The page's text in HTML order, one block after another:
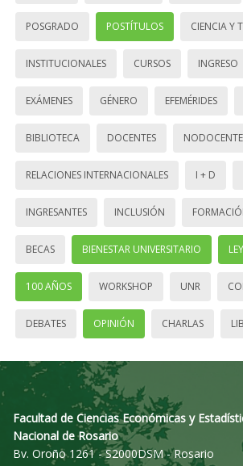
POSGRADO POSTÍTULOS CIENCIA Y
INSTITUCIONALES CURSOS INGRESO
EXÁMENES GÉNERO EFEMÉRIDES
BIBLIOTECA DOCENTES
RELACIONES INTERNACIONALES I + D
INGRESANTES INCLUSIÓN
BECAS BIENESTAR UNIVERSITARIO
100 AÑOS WORKSHOP UNR
DEBATES OPINIÓN CHARLAS
Facultad de Ciencias Económicas y
Nacional de Rosario
Bv. Oroño 1261 - S2000DSM - Rosario